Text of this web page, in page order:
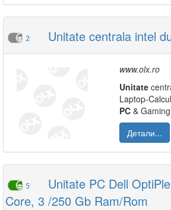
2 Unitate centrala intel
www.olx.ro
Unitate
Laptop-
PC &
Детали...
5
Unitate PC Dell
Core, 3 /250 Gb Ram/Rom